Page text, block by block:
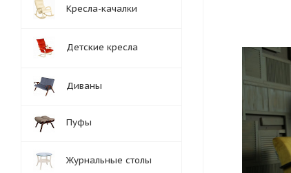
Кресла-качалки
Детские кресла
Диваны
Пуфы
Журнальные столы